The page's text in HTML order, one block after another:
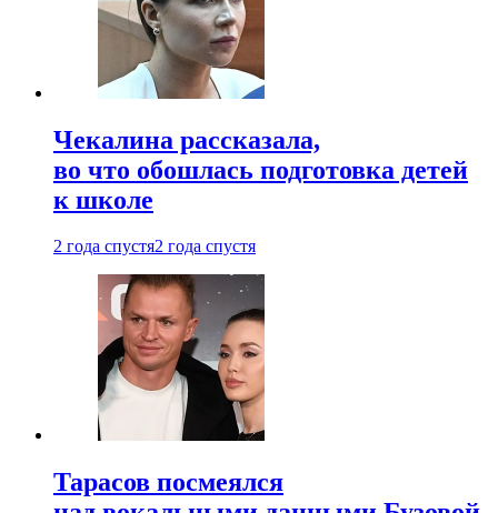
Чекалина рассказала,
во что обошлась подготовка детей
к школе
2 года спустя2 года спустя
Тарасов посмеялся